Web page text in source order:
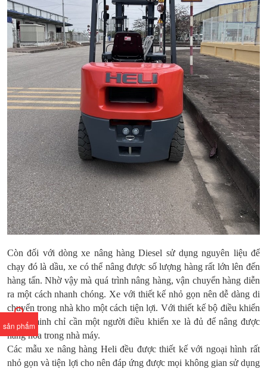
sản phẩm
Còn đối với dòng xe nâng hàng Diesel sử dụng nguyên liệu để
chạy đó là dầu, xe có thể nâng được số lượng hàng rất lớn lên đến
hàng tấn. Nhờ vậy mà quá trình nâng hàng, vận chuyển hàng diễn
ra một cách nhanh chóng. Xe với thiết kế nhỏ gọn nên dễ dàng di
chuyển trong nhà kho một cách tiện lợi. Với thiết kế bộ điều khiển
thông minh chỉ cần một người điều khiển xe là đủ để nâng được
hàng hóa trong nhà máy.
Các mẫu xe nâng hàng Heli đều được thiết kế với ngoại hình rất
nhỏ gọn và tiện lợi cho nên đáp ứng được mọi không gian sử dụng